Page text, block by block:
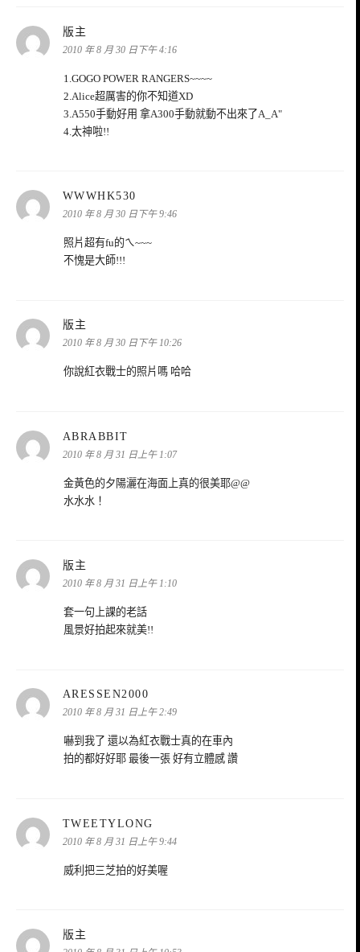
版主
示:
2010 年 8 月 30 日下午 4:16
1.GOGO POWER RANGERS~~~~
2.Alice超厲害的你不知道XD
3.A550手動好用 拿A300手動就動不出來了A_A"
4.太神啦!!
WWWHK530
示:
2010 年 8 月 30 日下午 9:46
照片超有fu的ㄟ~~~
不愧是大師!!!
版主
示:
2010 年 8 月 30 日下午 10:26
你說紅衣戰士的照片嗎 哈哈
ABRABBIT
示:
2010 年 8 月 31 日上午 1:07
金黃色的夕陽灑在海面上真的很美耶@@
水水水！
版主
示:
2010 年 8 月 31 日上午 1:10
套一句上課的老話
風景好拍起來就美!!
ARESSEN2000
示:
2010 年 8 月 31 日上午 2:49
嚇到我了 還以為紅衣戰士真的在車內
拍的都好好耶 最後一張 好有立體感 讚
TWEETYLONG
示:
2010 年 8 月 31 日上午 9:44
威利把三芝拍的好美喔
版主